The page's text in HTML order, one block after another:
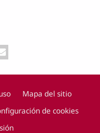
Mapa del sitio
de cookies